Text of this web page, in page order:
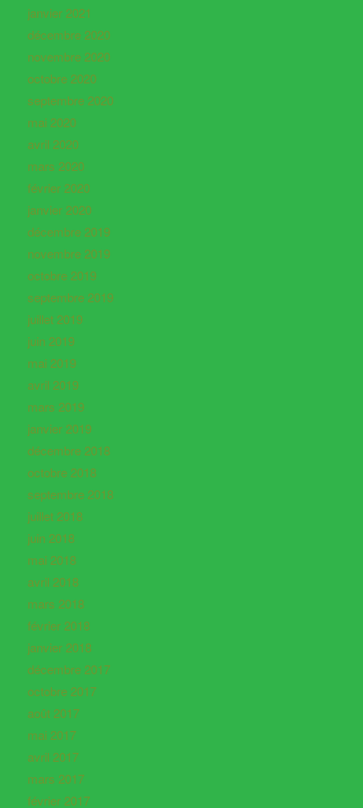
janvier 2021
décembre 2020
novembre 2020
octobre 2020
septembre 2020
mai 2020
avril 2020
mars 2020
février 2020
janvier 2020
décembre 2019
novembre 2019
octobre 2019
septembre 2019
juillet 2019
juin 2019
mai 2019
avril 2019
mars 2019
janvier 2019
décembre 2018
octobre 2018
septembre 2018
juillet 2018
juin 2018
mai 2018
avril 2018
mars 2018
février 2018
janvier 2018
décembre 2017
octobre 2017
août 2017
mai 2017
avril 2017
mars 2017
février 2017